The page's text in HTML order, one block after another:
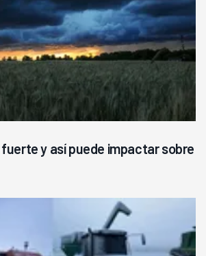
fuerte y así puede impactar sobre